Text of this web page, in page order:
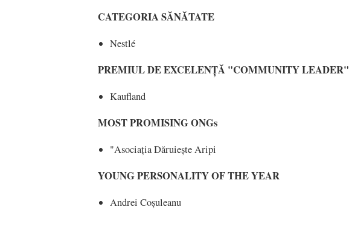
CATEGORIA SĂNĂTATE
Nestlé
PREMIUL DE EXCELENȚĂ "COMMUNITY LEADER"
Kaufland
MOST PROMISING ONGs
"Asociația Dăruiește Aripi
YOUNG PERSONALITY OF THE YEAR
Andrei Coșuleanu